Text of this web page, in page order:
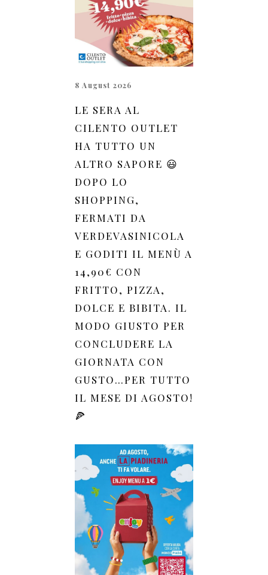
8 August 2026
LE SERA AL
CILENTO OUTLET
HA TUTTO UN
ALTRO SAPORE 😃
DOPO LO
SHOPPING,
FERMATI DA
VERDEVASINICOLA
E GODITI IL MENÙ A
14,90€ CON
FRITTO, PIZZA,
DOLCE E BIBITA. IL
MODO GIUSTO PER
CONCLUDERE LA
GIORNATA CON
GUSTO…PER TUTTO
IL MESE DI AGOSTO!
🍕